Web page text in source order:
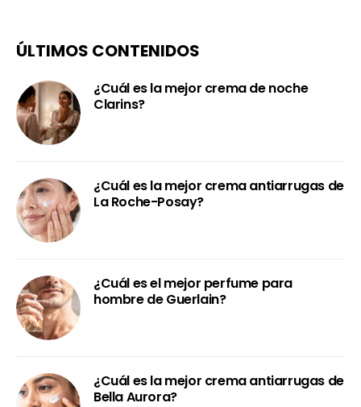
ÚLTIMOS CONTENIDOS
¿Cuál es la mejor crema de noche
Clarins?
¿Cuál es la mejor crema antiarrugas de
La Roche-Posay?
¿Cuál es el mejor perfume para
hombre de Guerlain?
¿Cuál es la mejor crema antiarrugas de
Bella Aurora?